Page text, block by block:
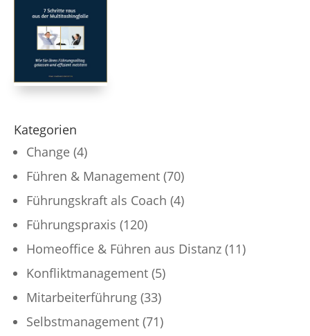
Kategorien
Change (4)
Führen & Management (70)
Führungskraft als Coach (4)
Führungspraxis (120)
Homeoffice & Führen aus Distanz (11)
Konfliktmanagement (5)
Mitarbeiterführung (33)
Selbstmanagement (71)